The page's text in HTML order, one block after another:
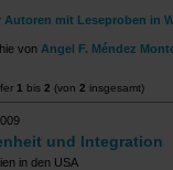
Autoren mit Leseproben in
von Angel F. Méndez
1 bis 2 (von 2 insgesamt)
und Integration
in den USA